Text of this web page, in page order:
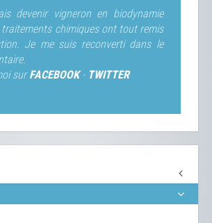
devenir vigneron en biodynamie
traitements chimiques ont tout remis
Je me suis reconverti dans le
surFACEBOOK- TWITTER